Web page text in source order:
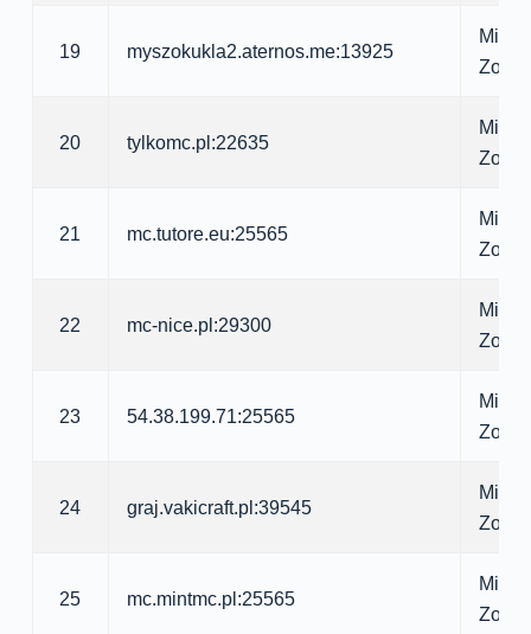
19 myszokukla2.aternos.me:13925
20 tylkomc.pl:22635
21 mc.tutore.eu:25565
22 mc-nice.pl:29300
23 54.38.199.71:25565
24 graj.vakicraft.pl:39545
25 mc.mintmc.pl:25565